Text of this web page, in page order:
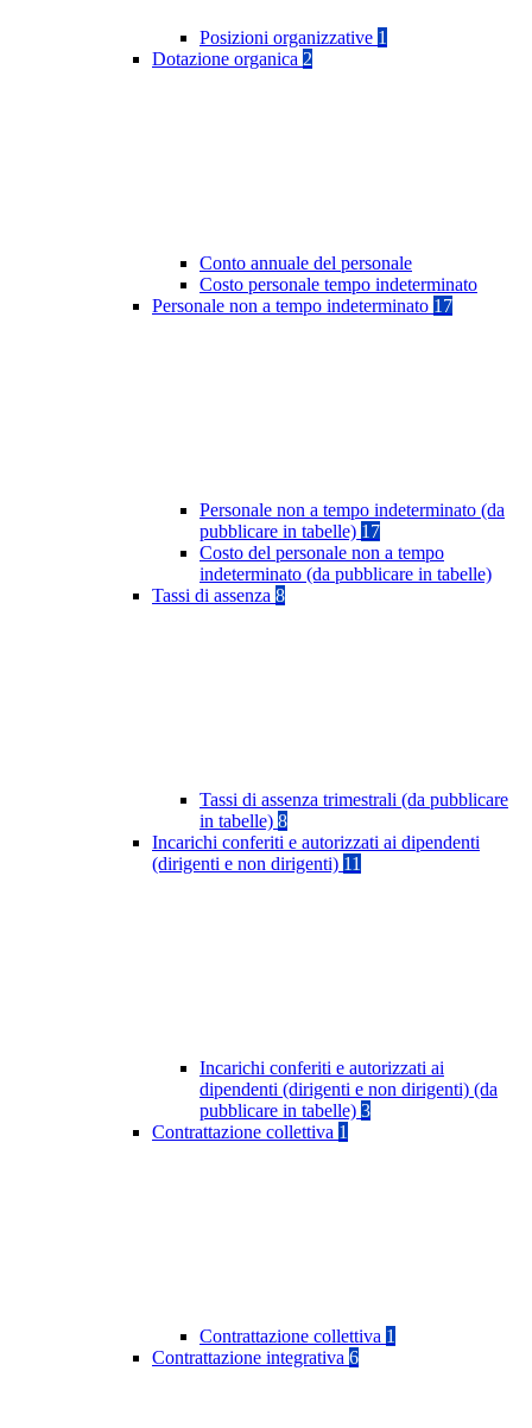
Posizioni organizzative 1
Dotazione organica 2
Conto annuale del personale
Costo personale tempo indeterminato
Personale non a tempo indeterminato 17
Personale non a tempo indeterminato (da
pubblicare in tabelle) 17
Costo del personale non a tempo
indeterminato (da pubblicare in tabelle)
Tassi di assenza 8
Tassi di assenza trimestrali (da pubblicare
in tabelle) 8
Incarichi conferiti e autorizzati ai dipendenti
(dirigenti e non dirigenti) 11
Incarichi conferiti e autorizzati ai
dipendenti (dirigenti e non dirigenti) (da
pubblicare in tabelle) 3
Contrattazione collettiva 1
Contrattazione collettiva 1
Contrattazione integrativa 6